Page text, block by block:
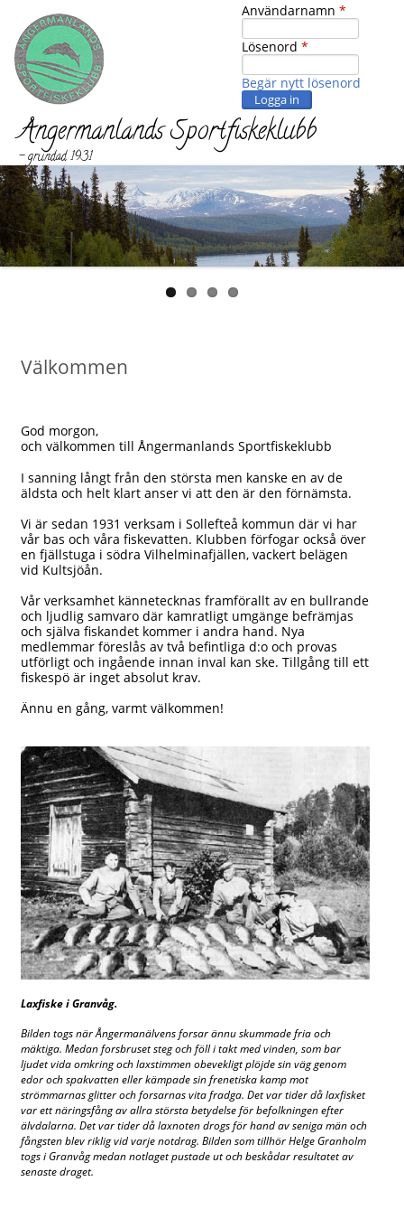
Jump to navigation
Ångermanlands Sportfiskeklubb
- grundad 1931
Användarnamn *
Lösenord *
Begär nytt lösenord
Välkommen
God morgon,
och välkommen till Ångermanlands Sportfiskeklubb
I sanning långt från den största men kanske en av de
äldsta och helt klart anser vi att den är den förnämsta.
Vi är sedan 1931 verksam i Sollefteå kommun där vi har
vår bas och våra fiskevatten. Klubben förfogar också över
en fjällstuga i södra Vilhelminafjällen, vackert belägen
vid Kultsjöån.
Vår verksamhet kännetecknas framförallt av en bullrande
och ljudlig samvaro där kamratligt umgänge befrämjas
och själva fiskandet kommer i andra hand. Nya
medlemmar föreslås av två befintliga d:o och provas
utförligt och ingående innan inval kan ske. Tillgång till ett
fiskespö är inget absolut krav.
Ännu en gång, varmt välkommen!
Laxfiske i Granvåg.
Bilden togs när Ångermanälvens forsar ännu skummade fria och
mäktiga. Medan forsbruset steg och föll i takt med vinden, som bar
ljudet vida omkring och laxstimmen obevekligt plöjde sin väg genom
edor och spakvatten eller kämpade sin frenetiska kamp mot
strömmarnas glitter och forsarnas vita fradga. Det var tider då laxfisket
var ett näringsfång av allra största betydelse för befolkningen efter
älvdalarna. Det var tider då laxnoten drogs för hand av seniga män och
fångsten blev riklig vid varje notdrag. Bilden som tillhör Helge Granholm
togs i Granvåg medan notlaget pustade ut och beskådar resultatet av
senaste draget.